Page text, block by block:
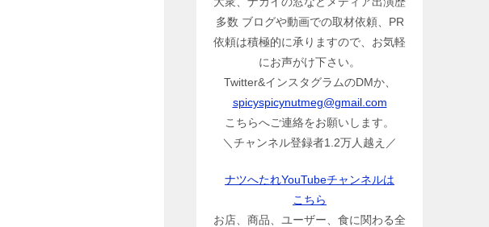
多数 ブログや動画での取材依頼、PR
依頼は積極的に承りますので、お気軽
にお声がけ下さい。
Twitter&インスタグラムのDMか、
spicyspicynutmeg@gmail.com
こちらへご連絡をお願いします。
＼チャンネル登録者1.2万人越え／
ナツへたれYouTubeチャンネルは
こちら
お店、商品、ユーザー、食に関わる全